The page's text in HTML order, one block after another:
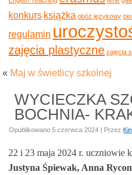
konkurs książka obóz językowy
regulamin
zajęcia plastyczne zajęcia
« Maj w świetlicy szkolnej
WYCIECZKA
BOCHNIA-
Opublikowano 5 czerwca 2024 | Przez
22 i 23 maja 2024 r. uczniowie
Justyna Śpiewak, Anna